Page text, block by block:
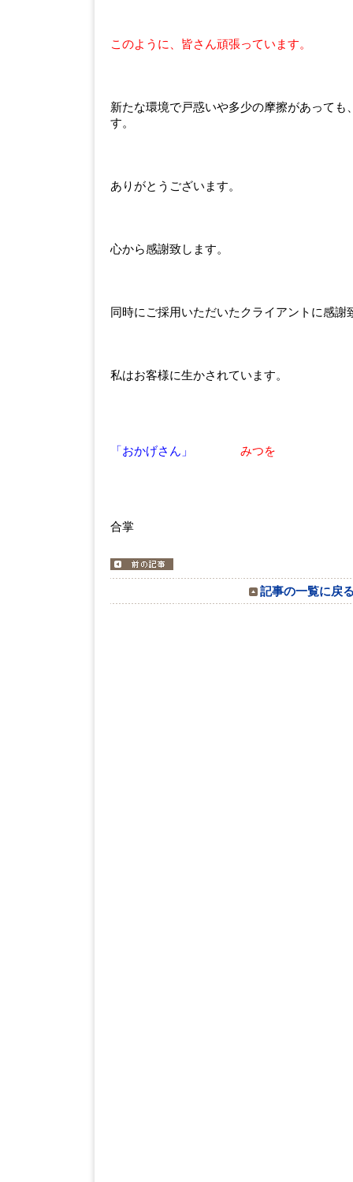
このように、皆さん頑張っています。
新たな環境で戸惑いや多少の摩擦があっても
す。
ありがとうございます。
心から感謝致します。
同時にご採用いただいたクライアントに感謝
私はお客様に生かされています。
「おかげさん」 みつを
合掌
記事の一覧に戻